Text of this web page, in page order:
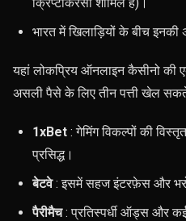
भारत में खिलाड़ियों के बीच इनकी
यहां लोकप्रिय ऑनलाइन कैसीनो की
असली पैसे के लिए तीन पत्ती खेल
1xBet : गेमिंग विकल्पों की
प्रसिद्ध।
बेटवे: इसमें सहज इंटरफ़ेस और
पैरीमैच: प्रतिस्पर्धी ऑड्स और